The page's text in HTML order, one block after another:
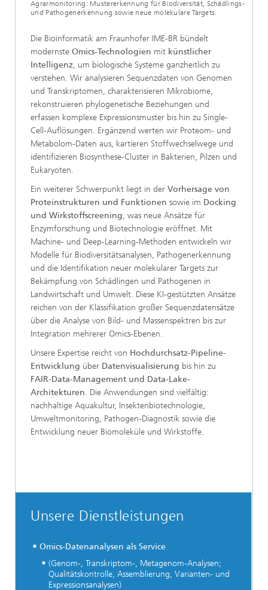
Agrarmonitoring: Mustererkennung für Biodiversität, Schädlings-
und Pathogenerkennung sowie neue molekulare Targets.
Die Bioinformatik am Fraunhofer IME-BR bündelt
modernste Omics-Technologien mit künstlicher
Intelligenz, um biologische Systeme ganzheitlich zu
verstehen. Wir analysieren Sequenzdaten von Genomen
und Transkriptomen, charakterisieren Mikrobiome,
rekonstruieren phylogenetische Beziehungen und
erfassen komplexe Expressionsmuster bis hin zu Single-
Cell-Auflösungen. Ergänzend werten wir Proteom- und
Metabolom-Daten aus, kartieren Stoffwechselwege und
identifizieren Biosynthese-Cluster in Bakterien, Pilzen und
Eukaryoten.
Ein weiterer Schwerpunkt liegt in der Vorhersage von
Proteinstrukturen und Funktionen sowie im Docking
und Wirkstoffscreening, was neue Ansätze für
Enzymforschung und Biotechnologie eröffnet. Mit
Machine- und Deep-Learning-Methoden entwickeln wir
Modelle für Biodiversitätsanalysen, Pathogenerkennung
und die Identifikation neuer molekularer Targets zur
Bekämpfung von Schädlingen und Pathogenen in
Landwirtschaft und Umwelt. Diese KI-gestützten Ansätze
reichen von der Klassifikation großer Sequenzdatensätze
über die Analyse von Bild- und Massenspektren bis zur
Integration mehrerer Omics-Ebenen.
Unsere Expertise reicht von Hochdurchsatz-Pipeline-
Entwicklung über Datenvisualisierung bis hin zu
FAIR-Data-Management und Data-Lake-
Architekturen. Die Anwendungen sind vielfältig:
nachhaltige Aquakultur, Insektenbiotechnologie,
Umweltmonitoring, Pathogen-Diagnostik sowie die
Entwicklung neuer Biomoleküle und Wirkstoffe.
Unsere Dienstleistungen
Omics-Datenanalysen als Service
(Genom-, Transkriptom-, Metagenom-Analysen;
Qualitätskontrolle, Assemblierung, Varianten- und
Expressionsanalysen)